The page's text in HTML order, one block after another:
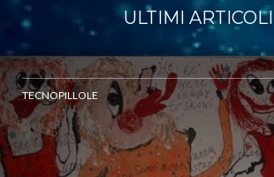
ULTIMI ARTICOLI
TECNOPILLOLE